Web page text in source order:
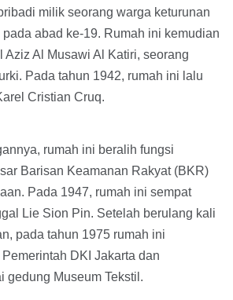
milik seorang warga keturunan
abad ke-19. Rumah ini kemudian
Aziz Al Musawi Al Katiri, seorang
Pada tahun 1942, rumah ini lalu
Cristian Cruq.
rumah ini beralih fungsi
Barisan Keamanan Rakyat (BKR)
Pada 1947, rumah ini sempat
Lie Sion Pin. Setelah berulang kali
pada tahun 1975 rumah ini
DKI Jakarta dan
gedung Museum Tekstil.